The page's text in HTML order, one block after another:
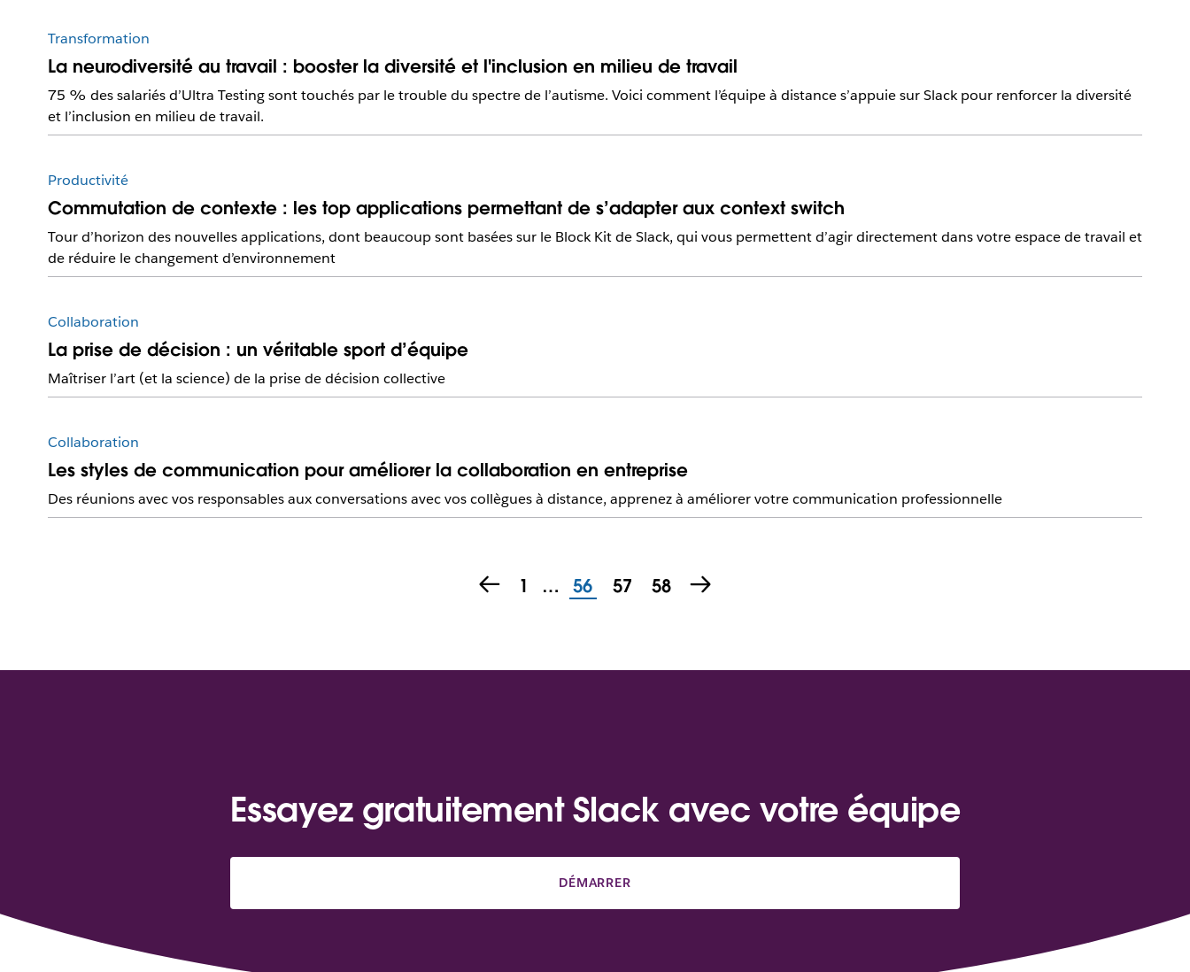
Transformation
La neurodiversité au travail : booster la diversité et l'inclusion en milieu de travail
75 % des salariés d’Ultra Testing sont touchés par le trouble du spectre de l’autisme. Voici comment l’équipe à distance s’appuie sur Slack pour renforcer la diversité
et l’inclusion en milieu de travail.
Productivité
Commutation de contexte : les top applications permettant de s’adapter aux context switch
Tour d’horizon des nouvelles applications, dont beaucoup sont basées sur le Block Kit de Slack, qui vous permettent d’agir directement dans votre espace de travail et
de réduire le changement d’environnement
Collaboration
La prise de décision : un véritable sport d’équipe
Maîtriser l’art (et la science) de la prise de décision collective
Collaboration
Les styles de communication pour améliorer la collaboration en entreprise
Des réunions avec vos responsables aux conversations avec vos collègues à distance, apprenez à améliorer votre communication professionnelle
1 … 56 57 58
Essayez gratuitement Slack avec votre équipe
DÉMARRER